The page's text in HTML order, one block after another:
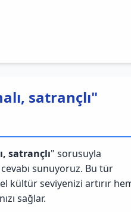
satrançlı"
satrançlı" sorusuyla
sunuyoruz. Bu tür
kültür seviyenizi artırır
sağlar.